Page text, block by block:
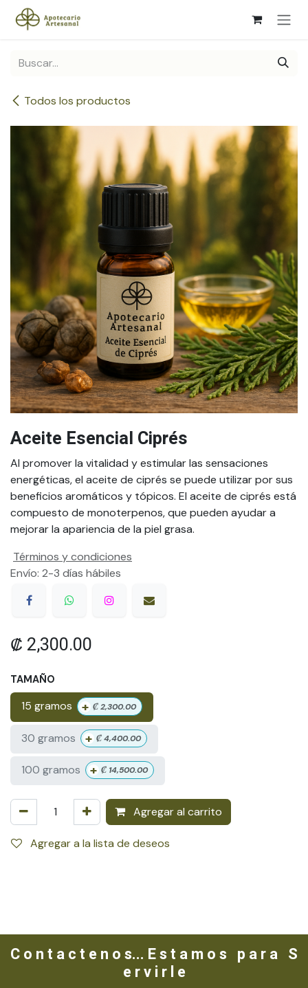
Ir al contenido
Todos los productos
Aceite Esencial Ciprés
Al promover la vitalidad y estimular las sensaciones
energéticas, el aceite de ciprés se puede utilizar por sus
beneficios aromáticos y tópicos. El aceite de ciprés está
compuesto de monoterpenos, que pueden ayudar a
mejorar la apariencia de la piel grasa.
₡ 2,300.00
TAMAÑO
15 gramos + ₡2,300.00
30 gramos + ₡4,400.00
100 gramos + ₡ 14,500.00
Agregar al carrito
Agregar a la lista de deseos
Términos y condiciones
Envío: 2-3 días hábiles
C o n t a c t e n o s... E s t a m o s p a r a S
e r v i r l e